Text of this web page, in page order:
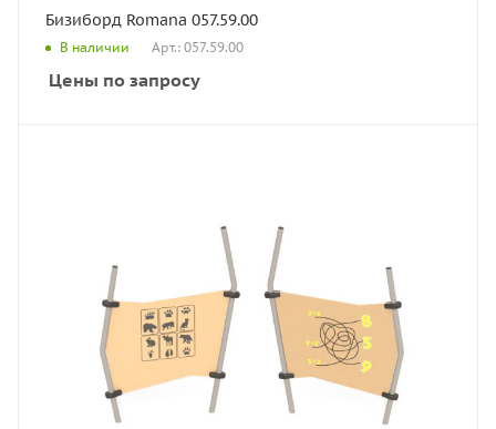
Бизиборд Romana 057.59.00
В наличии Арт.: 057.59.00
Цены по запросу